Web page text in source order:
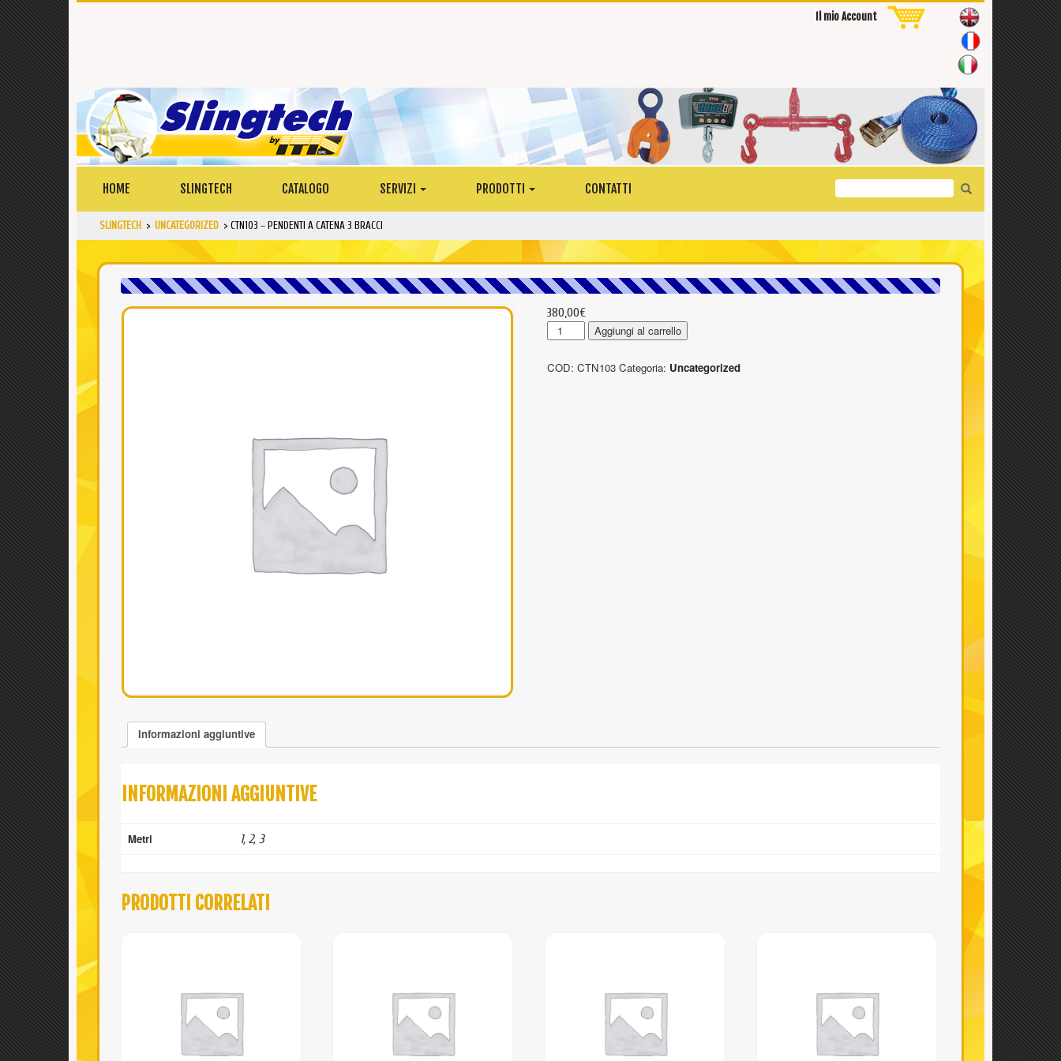
Il mio Account
HOME SLINGTECH CATALOGO SERVIZI PRODOTTI CONTATTI
Search
for:
SLINGTECH > UNCATEGORIZED > CTN103 – PENDENTI A CATENA 3 BRACCI
380,00€
CTN103
-
a
Aggiungi al carrello
COD: CTN103 Categoria: Uncategorized
Informazioni aggiuntive
INFORMAZIONI AGGIUNTIVE
Metri 1, 2, 3
PRODOTTI CORRELATI